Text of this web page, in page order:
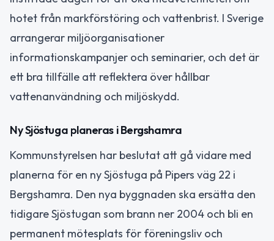
hotet från markförstöring och vattenbrist. I Sverige
arrangerar miljöorganisationer
informationskampanjer och seminarier, och det är
ett bra tillfälle att reflektera över hållbar
vattenanvändning och miljöskydd.
Ny Sjöstuga planeras i Bergshamra
Kommunstyrelsen har beslutat att gå vidare med
planerna för en ny Sjöstuga på Pipers väg 22 i
Bergshamra. Den nya byggnaden ska ersätta den
tidigare Sjöstugan som brann ner 2004 och bli en
permanent mötesplats för föreningsliv och